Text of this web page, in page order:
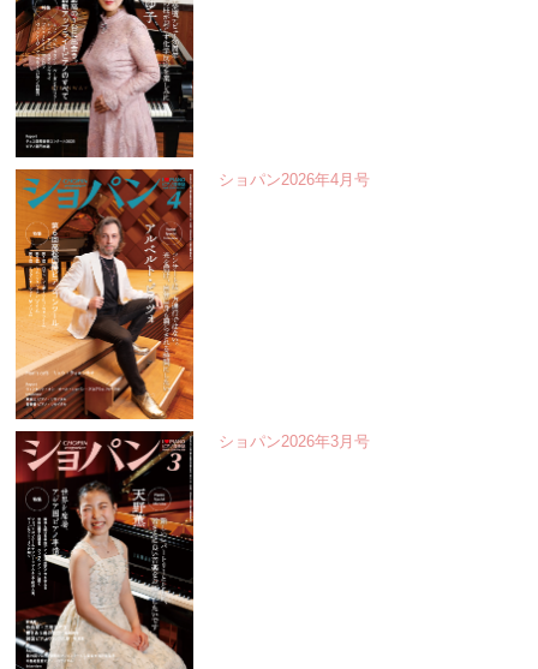
ショパン2026年4月号
ショパン2026年3月号